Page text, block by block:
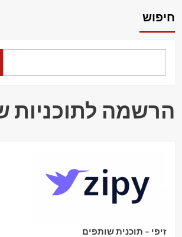
הזמנת
–
חיפוש
הרשמה לתוכניות
זיפי – תוכנית שותפים